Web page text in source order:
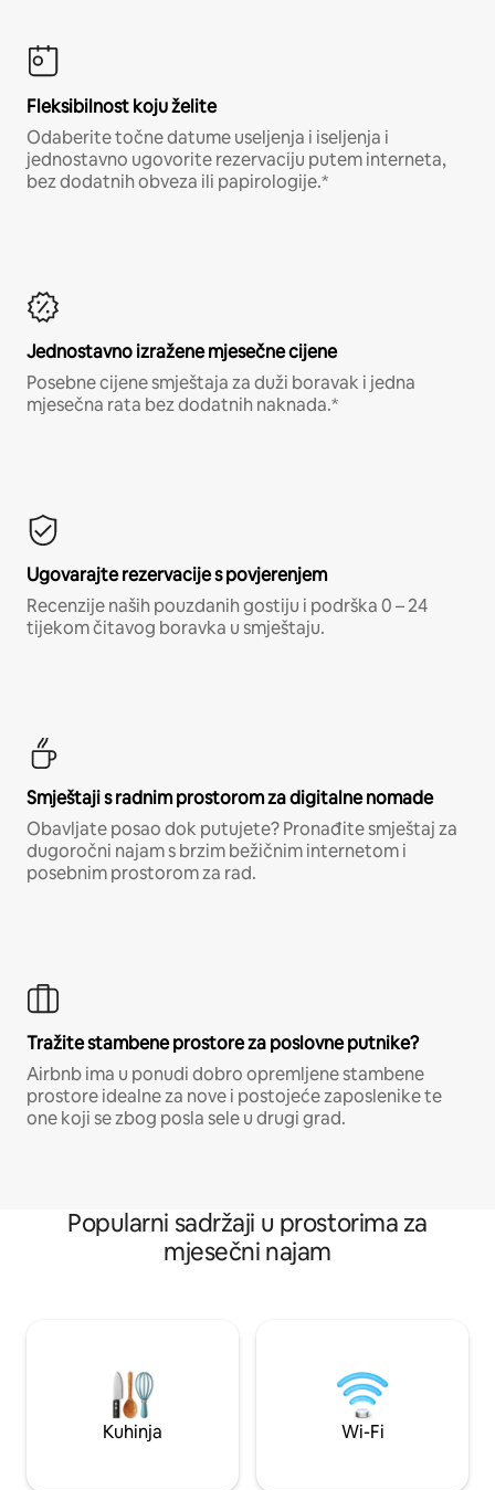
Fleksibilnost koju želite
Odaberite točne datume useljenja i iseljenja i
jednostavno ugovorite rezervaciju putem interneta,
bez dodatnih obveza ili papirologije.*
Jednostavno izražene mjesečne cijene
Posebne cijene smještaja za duži boravak i jedna
mjesečna rata bez dodatnih naknada.*
Ugovarajte rezervacije s povjerenjem
Recenzije naših pouzdanih gostiju i podrška 0 – 24
tijekom čitavog boravka u smještaju.
Smještaji s radnim prostorom za digitalne nomade
Obavljate posao dok putujete? Pronađite smještaj za
dugoročni najam s brzim bežičnim internetom i
posebnim prostorom za rad.
Tražite stambene prostore za poslovne putnike?
Airbnb ima u ponudi dobro opremljene stambene
prostore idealne za nove i postojeće zaposlenike te
one koji se zbog posla sele u drugi grad.
Popularni sadržaji u prostorima za
mjesečni najam
Kuhinja Wi-Fi